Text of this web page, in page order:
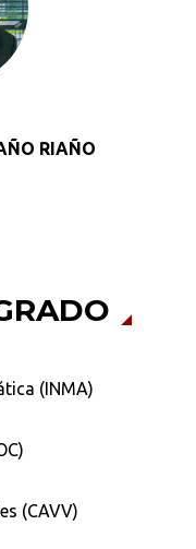
RIAÑO
(INMA)
(CAVV)